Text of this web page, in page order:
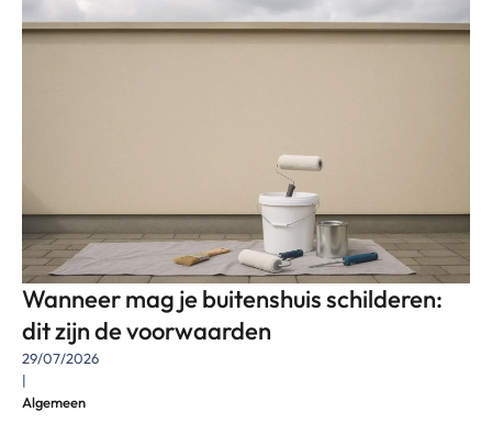
Wanneer mag je buitenshuis schilderen:
dit zijn de voorwaarden
29/07/2026
|
Algemeen